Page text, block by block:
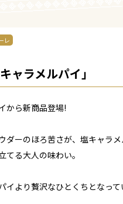
レ
ャラメルパイ」
から新商品登場!
ダーのほろ苦さが、塩キャラ
てる大人の味わい。
イより贅沢なひとくちとなって